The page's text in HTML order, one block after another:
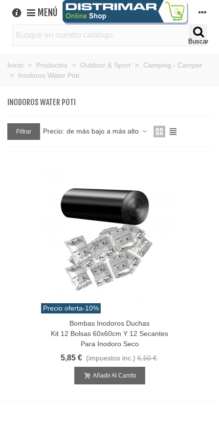
MENÚ
Buscar
Inicio > Productos > Outdoor & Sport >
Camping - Camper
>
Inodoros Water Poti
INODOROS WATER POTI
Filtrar Precio: de más bajo a más alto
Precio oferta-10%
Bombas Inodoros Duchas
Kit 12 Bolsas 60x60cm Y 12 Secantes
Para Inodoro Seco
5,85 € (impuestos inc.) 6,50 €
Añadir Al Carrito